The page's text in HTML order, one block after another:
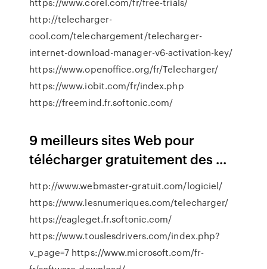
http://telecharger-
cool.com/telechargement/telecharger-
internet-download-manager-v6-activation-key/
https://www.openoffice.org/fr/Telecharger/
https://www.iobit.com/fr/index.php
https://freemind.fr.softonic.com/
9 meilleurs sites Web pour
télécharger gratuitement des ...
http://www.webmaster-gratuit.com/logiciel/
https://www.lesnumeriques.com/telecharger/
https://eagleget.fr.softonic.com/
https://www.touslesdrivers.com/index.php?
v_page=7 https://www.microsoft.com/fr-